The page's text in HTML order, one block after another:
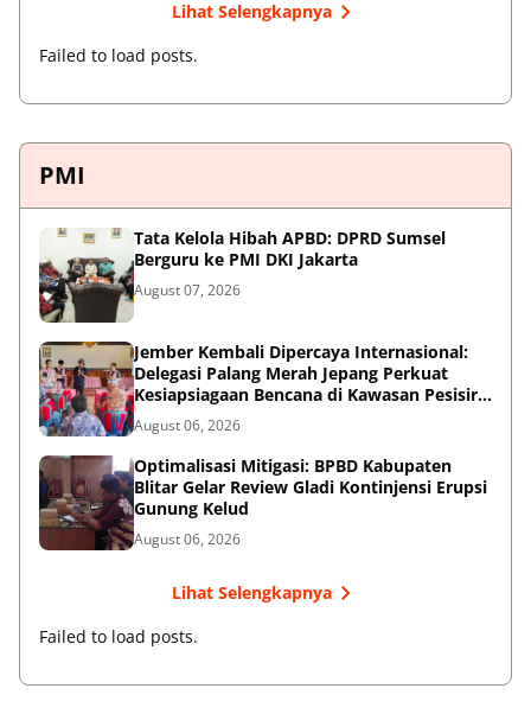
Lihat Selengkapnya
Failed to load posts.
PMI
Tata Kelola Hibah APBD: DPRD Sumsel
Berguru ke PMI DKI Jakarta
August 07, 2026
Jember Kembali Dipercaya Internasional:
Delegasi Palang Merah Jepang Perkuat
Kesiapsiagaan Bencana di Kawasan Pesisir
dan Sekolah
August 06, 2026
Optimalisasi Mitigasi: BPBD Kabupaten
Blitar Gelar Review Gladi Kontinjensi Erupsi
Gunung Kelud
August 06, 2026
Lihat Selengkapnya
Failed to load posts.